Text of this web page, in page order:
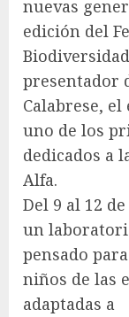
nuevas
edición del
presentador
Calabrese,
uno de los
dedicados a
Alfa.
Del 9 al 12
un
pensado
niños de las
adaptadas a